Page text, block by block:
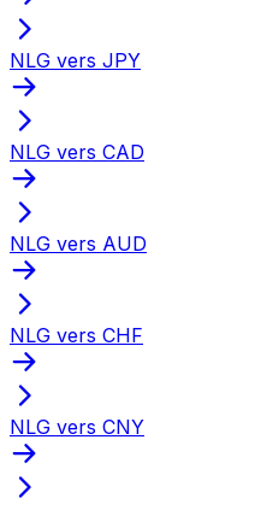
NLG vers JPY
NLG vers CAD
NLG vers AUD
NLG vers CHF
NLG vers CNY